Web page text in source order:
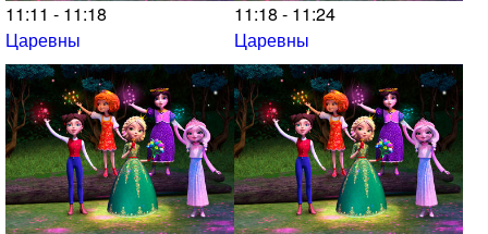
11:11 - 11:18
Царевны
11:18 - 11:24
Царевны